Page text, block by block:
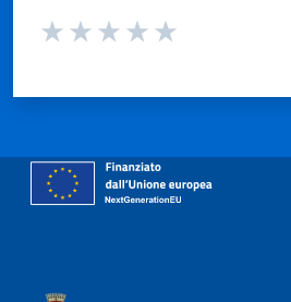
Valuta da 1 a 5 stelle la pagina